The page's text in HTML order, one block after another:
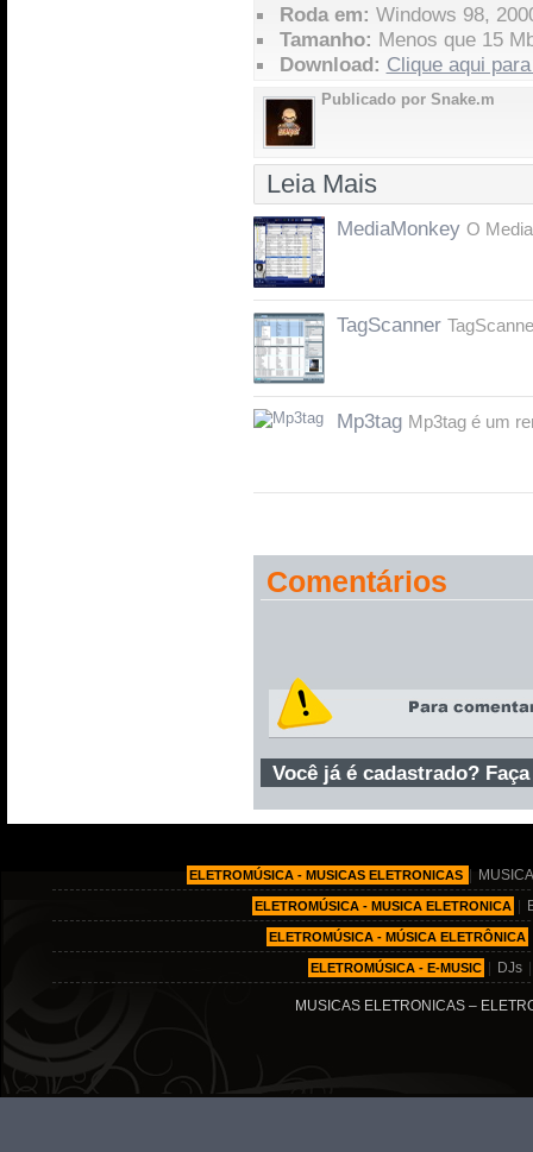
Roda em: Windows 98,
Tamanho: Menos que 15
Download: Clique aqui
Publicado por Snake.m
Leia Mais
MediaMonkey O
TagScanner
Mp3tag Mp3tag é um
Comentários
Você já é cadastrado?
ELETROMÚSICA - MUSICAS ELETRONICAS
ELETROMÚSICA - MUSICA ELETRONICA
ELETROMÚSICA - MÚSICA ELETRÔNICA
ELETROMÚSICA - E-MUSIC DJs
MUSICAS ELETRONICAS –